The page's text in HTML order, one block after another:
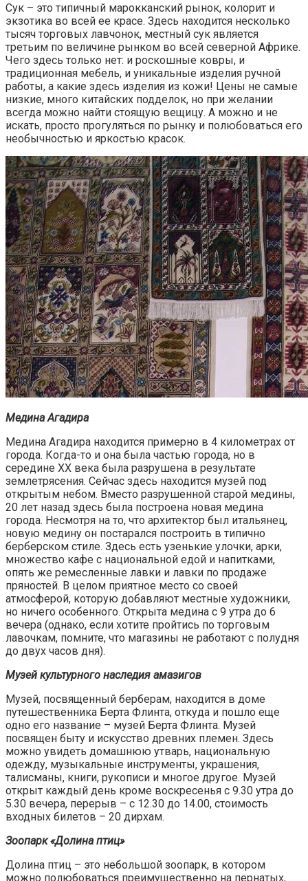
Сук – это типичный марокканский рынок, колорит и
экзотика во всей ее красе. Здесь находится несколько
тысяч торговых лавчонок, местный сук является
третьим по величине рынком во всей северной Африке.
Чего здесь только нет: и роскошные ковры, и
традиционная мебель, и уникальные изделия ручной
работы, а какие здесь изделия из кожи! Цены не самые
низкие, много китайских подделок, но при желании
всегда можно найти стоящую вещицу. А можно и не
искать, просто прогуляться по рынку и полюбоваться его
необычностью и яркостью красок.
Медина Агадира
Медина Агадира находится примерно в 4 километрах от
города. Когда-то и она была частью города, но в
середине ХХ века была разрушена в результате
землетрясения. Сейчас здесь находится музей под
открытым небом. Вместо разрушенной старой медины,
20 лет назад здесь была построена новая медина
города. Несмотря на то, что архитектор был итальянец,
новую медину он постарался построить в типично
берберском стиле. Здесь есть узенькие улочки, арки,
множество кафе с национальной едой и напитками,
опять же ремесленные лавки и лавки по продаже
пряностей. В целом приятное место со своей
атмосферой, которую добавляют местные художники,
но ничего особенного. Открыта медина с 9 утра до 6
вечера (однако, если хотите пройтись по торговым
лавочкам, помните, что магазины не работают с полудня
до двух часов дня).
Музей культурного наследия амазигов
Музей, посвященный берберам, находится в доме
путешественника Берта Флинта, откуда и пошло еще
одно его название – музей Берта Флинта. Музей
посвящен быту и искусство древних племен. Здесь
можно увидеть домашнюю утварь, национальную
одежду, музыкальные инструменты, украшения,
талисманы, книги, рукописи и многое другое. Музей
открыт каждый день кроме воскресенья с 9.30 утра до
5.30 вечера, перерыв – с 12.30 до 14.00, стоимость
входных билетов – 20 дирхам.
Зоопарк «Долина птиц»
Долина птиц – это небольшой зоопарк, в котором
можно полюбоваться преимущественно на пернатых,